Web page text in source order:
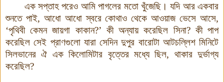
এক সপ্তাহ পরেও আমি পাগলের মতো খুঁজেছি।যদি আর একবার
শুনতে পাই, আধো আধো স্বরে কোথাও থেকে আওয়াজ ভেসে আসে,
‘পৃথিবী কেমন জায়গা কাকান?’ কী অন্যায় করেছিল সিনা? কী পাপ
করেছিল সেই প্রাণগুলো যারা সেদিন দুপুর বারোটা আটচল্লিশ মিনিটে
সিলভানের ঐ এক কিলোমিটার বৃত্তের মধ্যে ছিল, থাকার দুর্ভাগ্য
করেছিল?